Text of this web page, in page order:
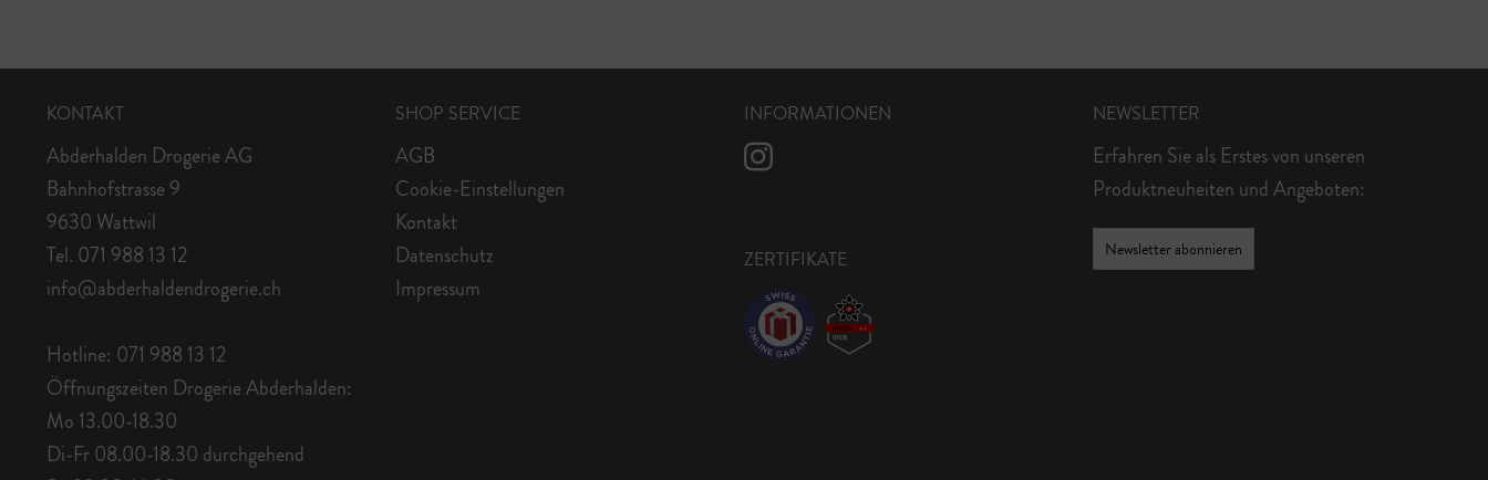
KONTAKT
Abderhalden Drogerie AG
Bahnhofstrasse 9
9630 Wattwil
Tel. 071 988 13 12
info@abderhaldendrogerie.ch
Hotline: 071 988 13 12
Öffnungszeiten Drogerie Abderhalden:
Mo 13.00-18.30
Di-Fr 08.00-18.30 durchgehend
SHOP SERVICE
AGB
Cookie-Einstellungen
Kontakt
Datenschutz
Impressum
INFORMATIONEN
ZERTIFIKATE
NEWSLETTER
Erfahren Sie als Erstes von unseren
Produktneuheiten und Angeboten:
Newsletter abonnieren